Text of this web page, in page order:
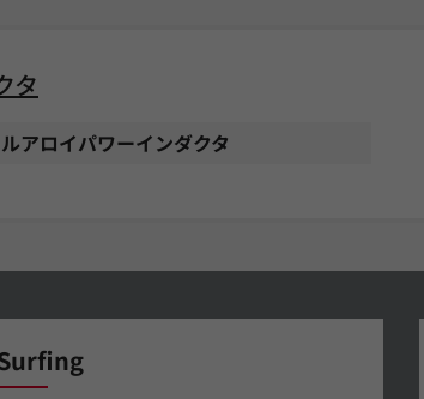
タ
アロイパワーインダクタ